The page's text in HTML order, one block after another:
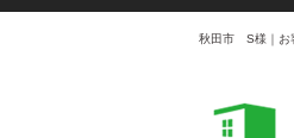
秋田市 S様｜お